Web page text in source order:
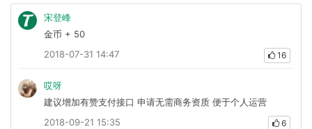
宋登峰
金币 + 50
2018-07-31 14:47
16
哎呀
建议增加有赞支付接口 申请无需商务资质 便于个人运营
2018-09-21 15:35
6